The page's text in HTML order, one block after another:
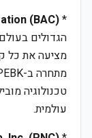
*
(BAC)
טכנולוגיה
עולמית.